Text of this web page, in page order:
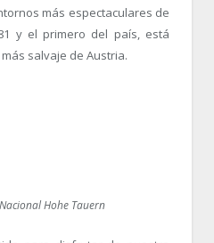
más espectaculares de
y el primero del país, está
salvaje de Austria.
Hohe Tauern